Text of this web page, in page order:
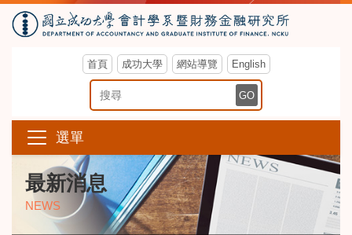
首頁 成功大學 網站導覽 English
搜尋關鍵字 GO
選單
最新消息
NEWS